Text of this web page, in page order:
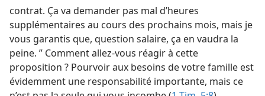
contrat. Ça va demander pas mal d’heures
supplémentaires au cours des prochains mois, mais je
vous garantis que, question salaire, ça en vaudra la
peine. ” Comment allez-​vous réagir à cette
proposition ? Pourvoir aux besoins de votre famille est
évidemment une responsabilité importante, mais ce